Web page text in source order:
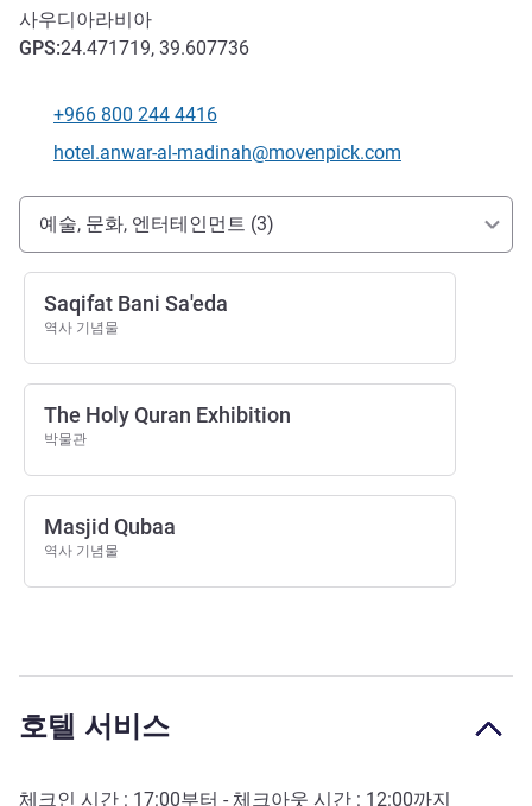
사우디아라비아
GPS:24.471719, 39.607736
전화
+966 800 244 4416
E-mail
hotel.anwar-al-madinah@movenpick.com
호텔 접근 및 교통
예술, 문화, 엔터테인먼트 (3)
Saqifat Bani Sa'eda
역사 기념물
The Holy Quran Exhibition
박물관
Masjid Qubaa
역사 기념물
호텔 서비스
체크인 시간 : 17:00부터 - 체크아웃 시간 : 12:00까지